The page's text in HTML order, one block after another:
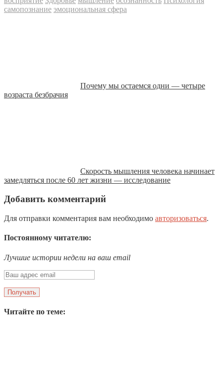
самопознание эмоциональная сфера
Почему мы остаемся одни — четыре
возраста безбрачия
Скорость мышления человека начинает
замедляться после 60 лет жизни — исследование
Добавить комментарий
Для отправки комментария вам необходимо авторизоваться.
Постоянному читателю:
Лучшие истории недели на ваш email
Читайте по теме: